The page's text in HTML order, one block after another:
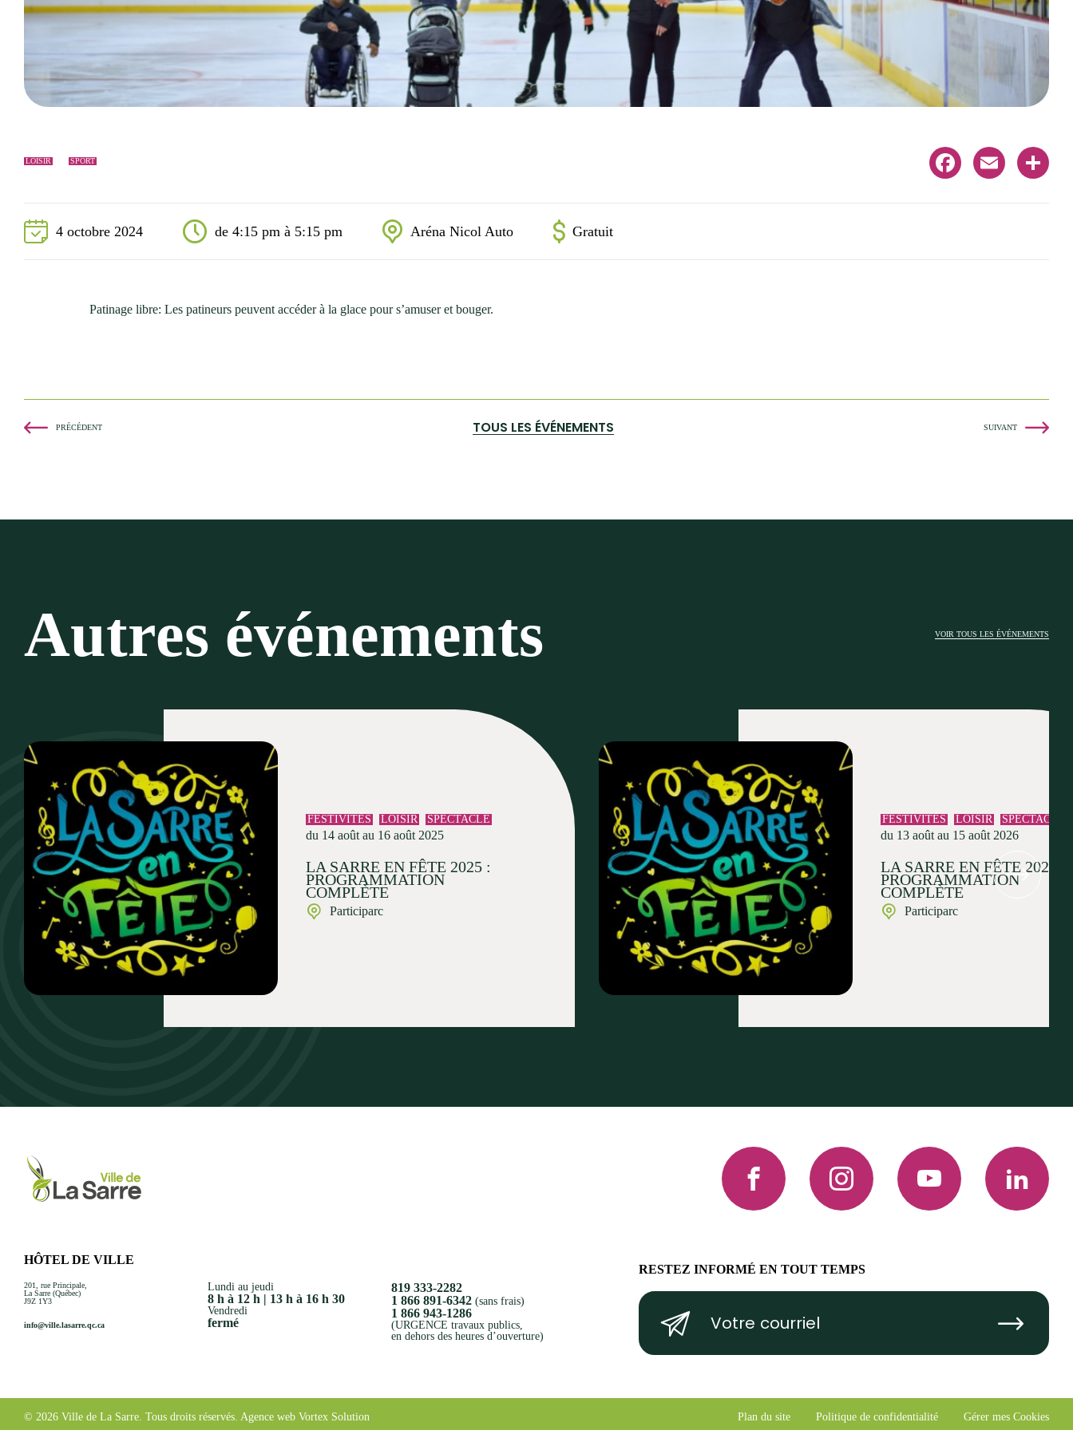
Événements
Accessibilité universelle
La Sarre, ville familiale
Répertoire des organismes
LOISIR
SPORT
Facebook
Email Share
4 octobre 2024 de 4:15 pm à 5:15 pm Aréna Nicol Auto Gratuit
Patinage libre: Les patineurs peuvent accéder à la glace pour s’amuser et bouger.
PRÉCÉDENT TOUS LES ÉVÉNEMENTS SUIVANT
Autres événements VOIR TOUS LES ÉVÉNEMENTS
FESTIVITÉS LOISIR SPECTACLE
du 14 août au 16 août 2025
LA SARRE EN FÊTE 2025 :
PROGRAMMATION
COMPLÈTE
Participarc
FESTIVITÉS LOISIR SPECTACLE
du 13 août au 15 août 2026
LA SARRE EN FÊTE 2026 :
PROGRAMMATION
COMPLÈTE
Participarc
HÔTEL DE VILLE
201, rue Principale,
La Sarre (Québec)
J9Z 1Y3
info@ville.lasarre.qc.ca
Lundi au jeudi
8 h à 12 h | 13 h à 16 h 30
Vendredi
fermé
819 333-2282
1 866 891-6342 (sans frais)
1 866 943-1286
(URGENCE travaux publics,
en dehors des heures d’ouverture)
RESTEZ INFORMÉ EN TOUT TEMPS
Votre
courriel
(Nécessaire)
Submit
FacebookInstagramYouTube LinkedIn
© 2026 Ville de La Sarre. Tous droits réservés. Agence web Vortex Solution Plan du site Politique de confidentialité Gérer mes Cookies